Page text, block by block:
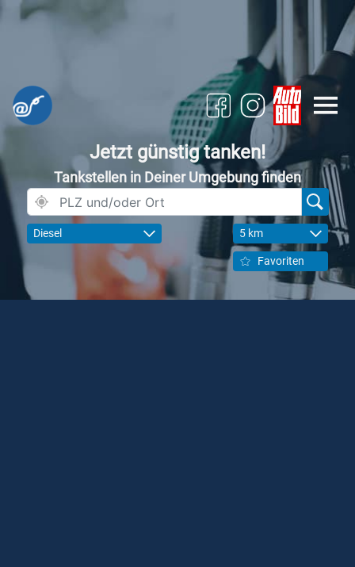
Jetzt günstig tanken!
Tankstellen in Deiner Umgebung finden
Diesel 5 km
Favoriten